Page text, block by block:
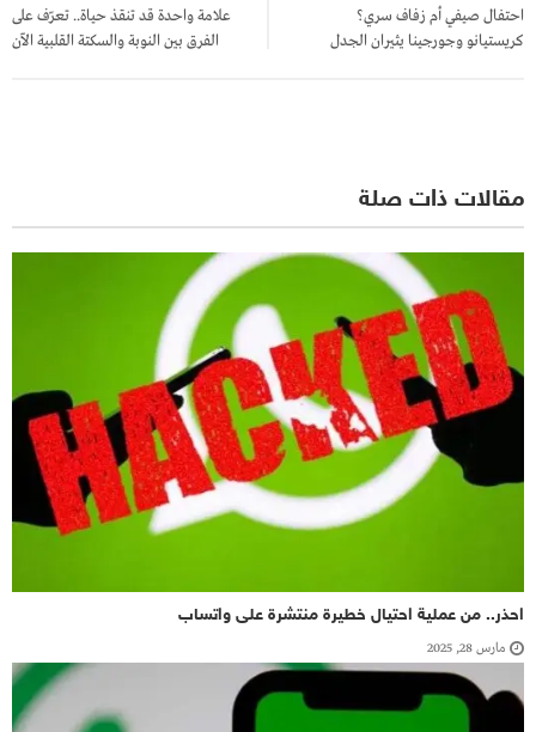
احتفال صيفي أم زفاف سري؟
كريستيانو وجورجينا يثيران الجدل
علامة واحدة قد تنقذ حياة.. تعرّف على
الفرق بين النوبة والسكتة القلبية الآن
مقالات ذات صلة
احذر.. من عملية احتيال خطيرة منتشرة على واتساب
مارس 28, 2025